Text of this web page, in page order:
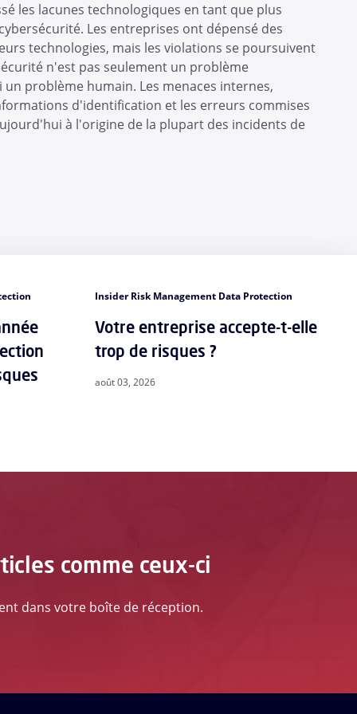
les lacunes technologiques en tant que plus
Les entreprises ont dépensé des
technologies, mais les violations se poursuivent
n'est pas seulement un problème
problème humain. Les menaces internes,
d'identification et les erreurs commises
à l'origine de la plupart des incidents de
Insider Risk Management Data Protection
août 03, 2026
Votre entreprise accepte-t-elle
trop de risques ?
comme ceux-ci
dans votre boîte de réception.